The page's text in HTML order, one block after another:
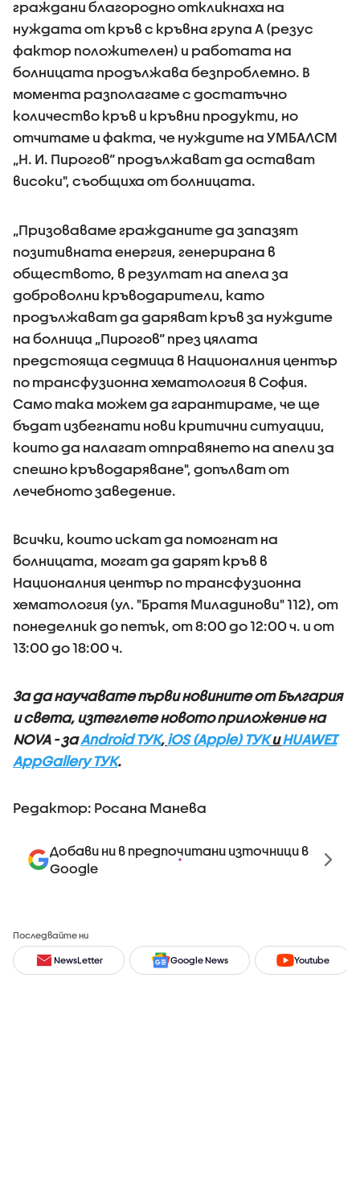
граждани благородно откликнаха на
нуждата от кръв с кръвна група А (резус
фактор положителен) и работата на
болницата продължава безпроблемно. В
момента разполагаме с достатъчно
количество кръв и кръвни продукти, но
отчитаме и факта, че нуждите на УМБАЛСМ
„Н. И. Пирогов“ продължават да остават
високи", съобщиха от болницата.
„Призоваваме гражданите да запазят
позитивната енергия, генерирана в
обществото, в резултат на апела за
доброволни кръводарители, като
продължават да даряват кръв за нуждите
на болница „Пирогов“ през цялата
предстояща седмица в Националния център
по трансфузионна хематология в София.
Само така можем да гарантираме, че ще
бъдат избегнати нови критични ситуации,
които да налагат отправянето на апели за
спешно кръводаряване", допълват от
лечебното заведение.
Всички, които искат да помогнат на
болницата, могат да дарят кръв в
Националния център по трансфузионна
хематология (ул. "Братя Миладинови" 112), от
понеделник до петък, от 8:00 до 12:00 ч. и от
13:00 до 18:00 ч.
За да научавате първи новините от България
и света, изтеглете новото приложение на
NOVA - заAndroid ТУК, iOS (Apple) ТУКиHUAWEI
AppGallery ТУК.
Редактор: Росана Манева
Добави ни в предпочитани източници в
Google
Последвайте ни
NewsLetter Google News Youtube